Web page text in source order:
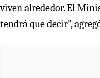
viven alrededor. El
tendrá que decir”,